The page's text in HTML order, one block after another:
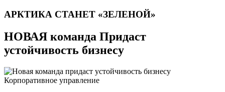
АРКТИКА СТАНЕТ «ЗЕЛЕНОЙ»
НОВАЯ команда Придаст
устойчивость бизнесу
Корпоративное управление